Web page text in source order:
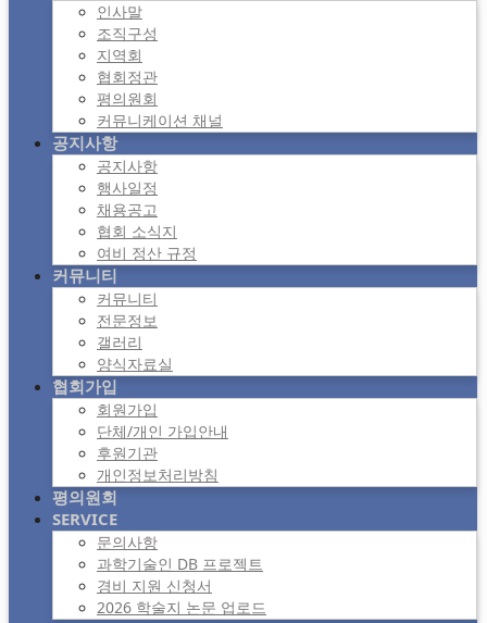
인사말
조직구성
지역회
협회정관
평의원회
커뮤니케이션 채널
공지사항
공지사항
행사일정
채용공고
협회 소식지
여비 정산 규정
커뮤니티
커뮤니티
전문정보
갤러리
양식자료실
협회가입
회원가입
단체/개인 가입안내
후원기관
개인정보처리방침
평의원회
SERVICE
문의사항
과학기술인 DB 프로젝트
경비 지원 신청서
2026 학술지 논문 업로드